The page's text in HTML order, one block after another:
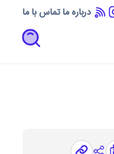
درباره ماتماس با ما